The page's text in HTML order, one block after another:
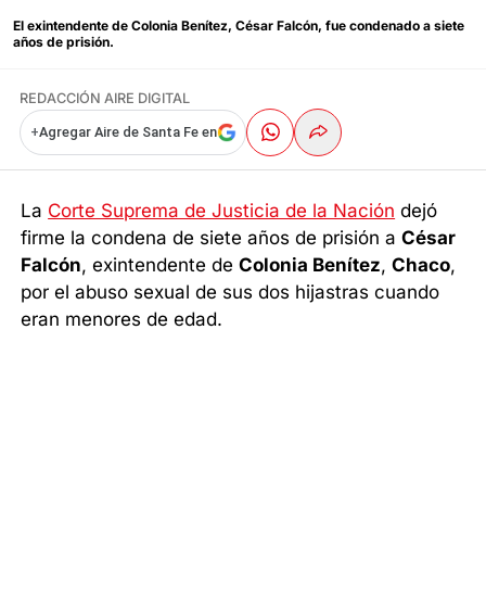
El exintendente de Colonia Benítez, César Falcón, fue condenado a siete
años de prisión.
REDACCIÓN AIRE DIGITAL
+Agregar Aire de Santa Fe en
La Corte Suprema de Justicia de la Nación dejó
firme la condena de siete años de prisión aCésar
Falcón, exintendente deColonia Benítez,Chaco,
por el abuso sexual de sus dos hijastras cuando
eran menores de edad.